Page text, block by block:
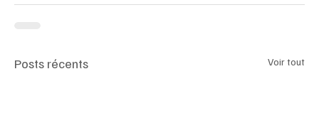
Posts récents Voir tout